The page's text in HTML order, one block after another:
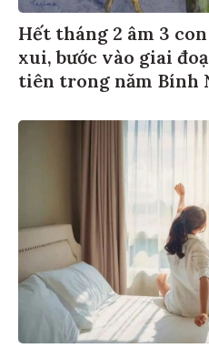
Hết tháng 2 âm 3
xui, bước vào giai
tiên trong năm Bính